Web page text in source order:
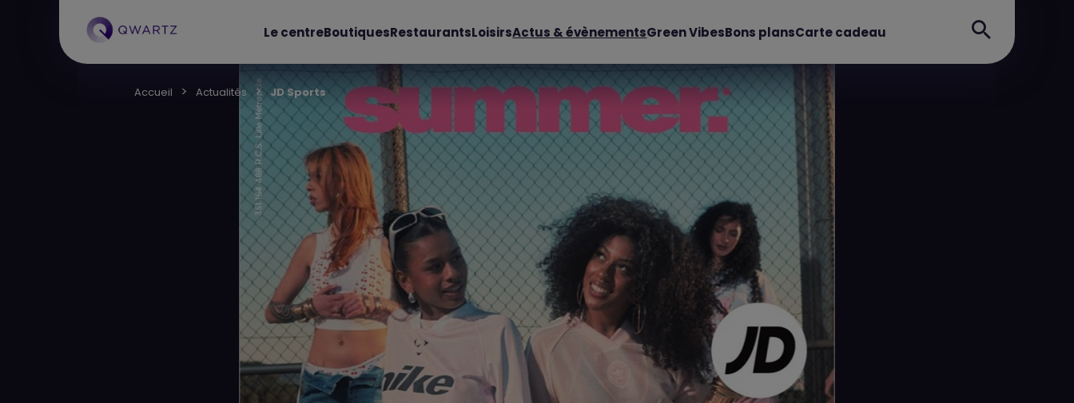
Le centreBoutiquesRestaurantsLoisirsActus & évènementsGreen VibesBons plansCarte cadeau
Accueil Actualités JD Sports